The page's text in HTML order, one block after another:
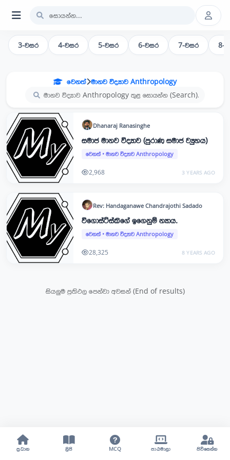
3-වසර 4-වසර 5-වසර 6-වසර 7-වසර 8-
වෙනත් මානව විද්‍යාව Anthropology
Dhanaraj Ranasinghe
සමාජ මානව විද්‍යාව (පුරාණ සමාජ ව්‍යුහය)
වෙනත්• මානව විද්‍යාව Anthropology
2,968 3 YEARS AGO
Rev: Handaganawe Chandrajothi Sadado
විගොස්ට්ස්කිගේ ඉගෙනුම් න්‍යාය.
වෙනත්• මානව විද්‍යාව Anthropology
28,325 8 YEARS AGO
සියලුම ප්‍රතිඵල පෙන්වා අවසන් (End of results)
ප්‍රධාන ලිපි MCQ පාඨමාලා පිවිසෙන්න